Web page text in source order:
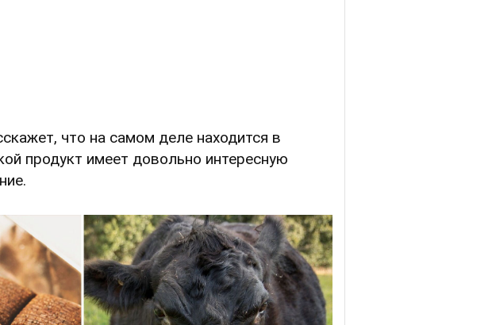
что на самом деле находится в
продукт имеет довольно интересную